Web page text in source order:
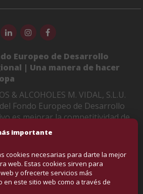
Europeo de Desarrollo
| Una manera de hacer
& ALCOHOLES M. VIDAL, S.L.U.
Fondo Europeo de Desarrollo
es mejorar la competitividad de
cual ha puesto en marcha un
Internacional con el objetivo
online en mercados
año 2022-2023. Para ello ha
del Programa XPANDE DIGITAL
de Castellón
importante
cookies necesarias para darte la mejor
web. Estas cookies sirven para
y ofrecerte servicios más
este sitio web como a través de